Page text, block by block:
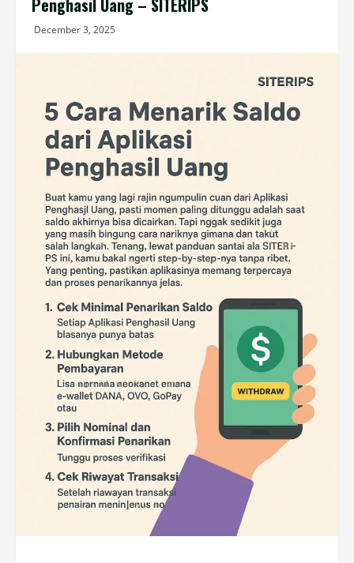
Penghasil Uang – SITERIPS
December 3, 2025